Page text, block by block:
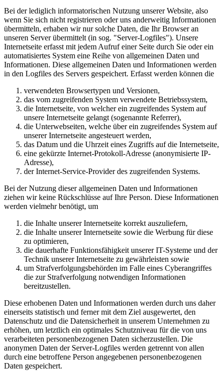
Bei der lediglich informatorischen Nutzung unserer Website, also
wenn Sie sich nicht registrieren oder uns anderweitig Informationen
übermitteln, erhaben wir nur solche Daten, die Ihr Browser an
unseren Server übermittelt (in sog. "Server-Logfiles"). Unsere
Internetseite erfasst mit jedem Aufruf einer Seite durch Sie oder ein
automatisiertes System eine Reihe von allgemeinen Daten und
Informationen. Diese allgemeinen Daten und Informationen werden
in den Logfiles des Servers gespeichert. Erfasst werden können die
verwendeten Browsertypen und Versionen,
das vom zugreifenden System verwendete Betriebssystem,
die Internetseite, von welcher ein zugreifendes System auf
unsere Internetseite gelangt (sogenannte Referrer),
die Unterwebseiten, welche über ein zugreifendes System auf
unserer Internetseite angesteuert werden,
das Datum und die Uhrzeit eines Zugriffs auf die Internetseite,
eine gekürzte Internet-Protokoll-Adresse (anonymisierte IP-
Adresse),
der Internet-Service-Provider des zugreifenden Systems.
Bei der Nutzung dieser allgemeinen Daten und Informationen
ziehen wir keine Rückschlüsse auf Ihre Person. Diese Informationen
werden vielmehr benötigt, um
die Inhalte unserer Internetseite korrekt auszuliefern,
die Inhalte unserer Internetseite sowie die Werbung für diese
zu optimieren,
die dauerhafte Funktionsfähigkeit unserer IT-Systeme und der
Technik unserer Internetseite zu gewährleisten sowie
um Strafverfolgungsbehörden im Falle eines Cyberangriffes
die zur Strafverfolgung notwendigen Informationen
bereitzustellen.
Diese erhobenen Daten und Informationen werden durch uns daher
einerseits statistisch und ferner mit dem Ziel ausgewertet, den
Datenschutz und die Datensicherheit in unserem Unternehmen zu
erhöhen, um letztlich ein optimales Schutzniveau für die von uns
verarbeiteten personenbezogenen Daten sicherzustellen. Die
anonymen Daten der Server-Logfiles werden getrennt von allen
durch eine betroffene Person angegebenen personenbezogenen
Daten gespeichert.